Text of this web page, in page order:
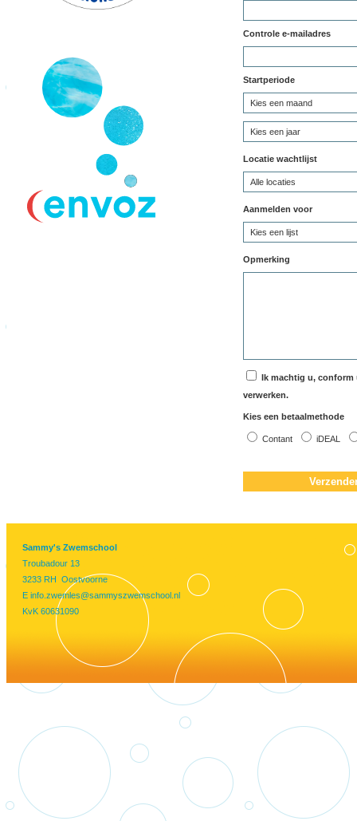
Controle e-mailadres
Startperiode
Locatie wachtlijst
Aanmelden voor
Opmerking
Ik machtig u,
verwerken.
Kies een betaalmethode
Contant iDEAL
Sammy's Zwemschool
Troubadour 13
3233 RH Oostvoorne
E info.zwemles@sammyszwemschool.nl
KvK 60631090